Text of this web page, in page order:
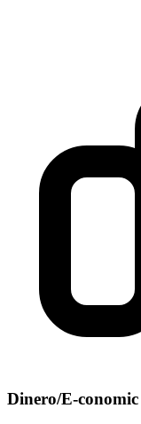
Dinero/E-